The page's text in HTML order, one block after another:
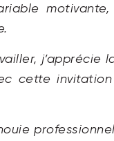
j’apprécie
cette